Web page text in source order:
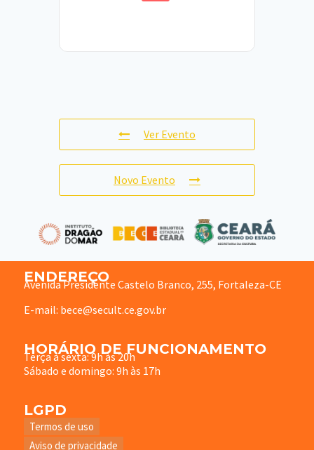
Ver Evento
Novo Evento
ENDEREÇO
Avenida Presidente Castelo Branco, 255, Fortaleza-CE
E-mail: bece@secult.ce.gov.br
HORÁRIO DE FUNCIONAMENTO
Terça à sexta: 9h às 20h
Sábado e domingo: 9h às 17h
LGPD
Termos de uso
Aviso de privacidade